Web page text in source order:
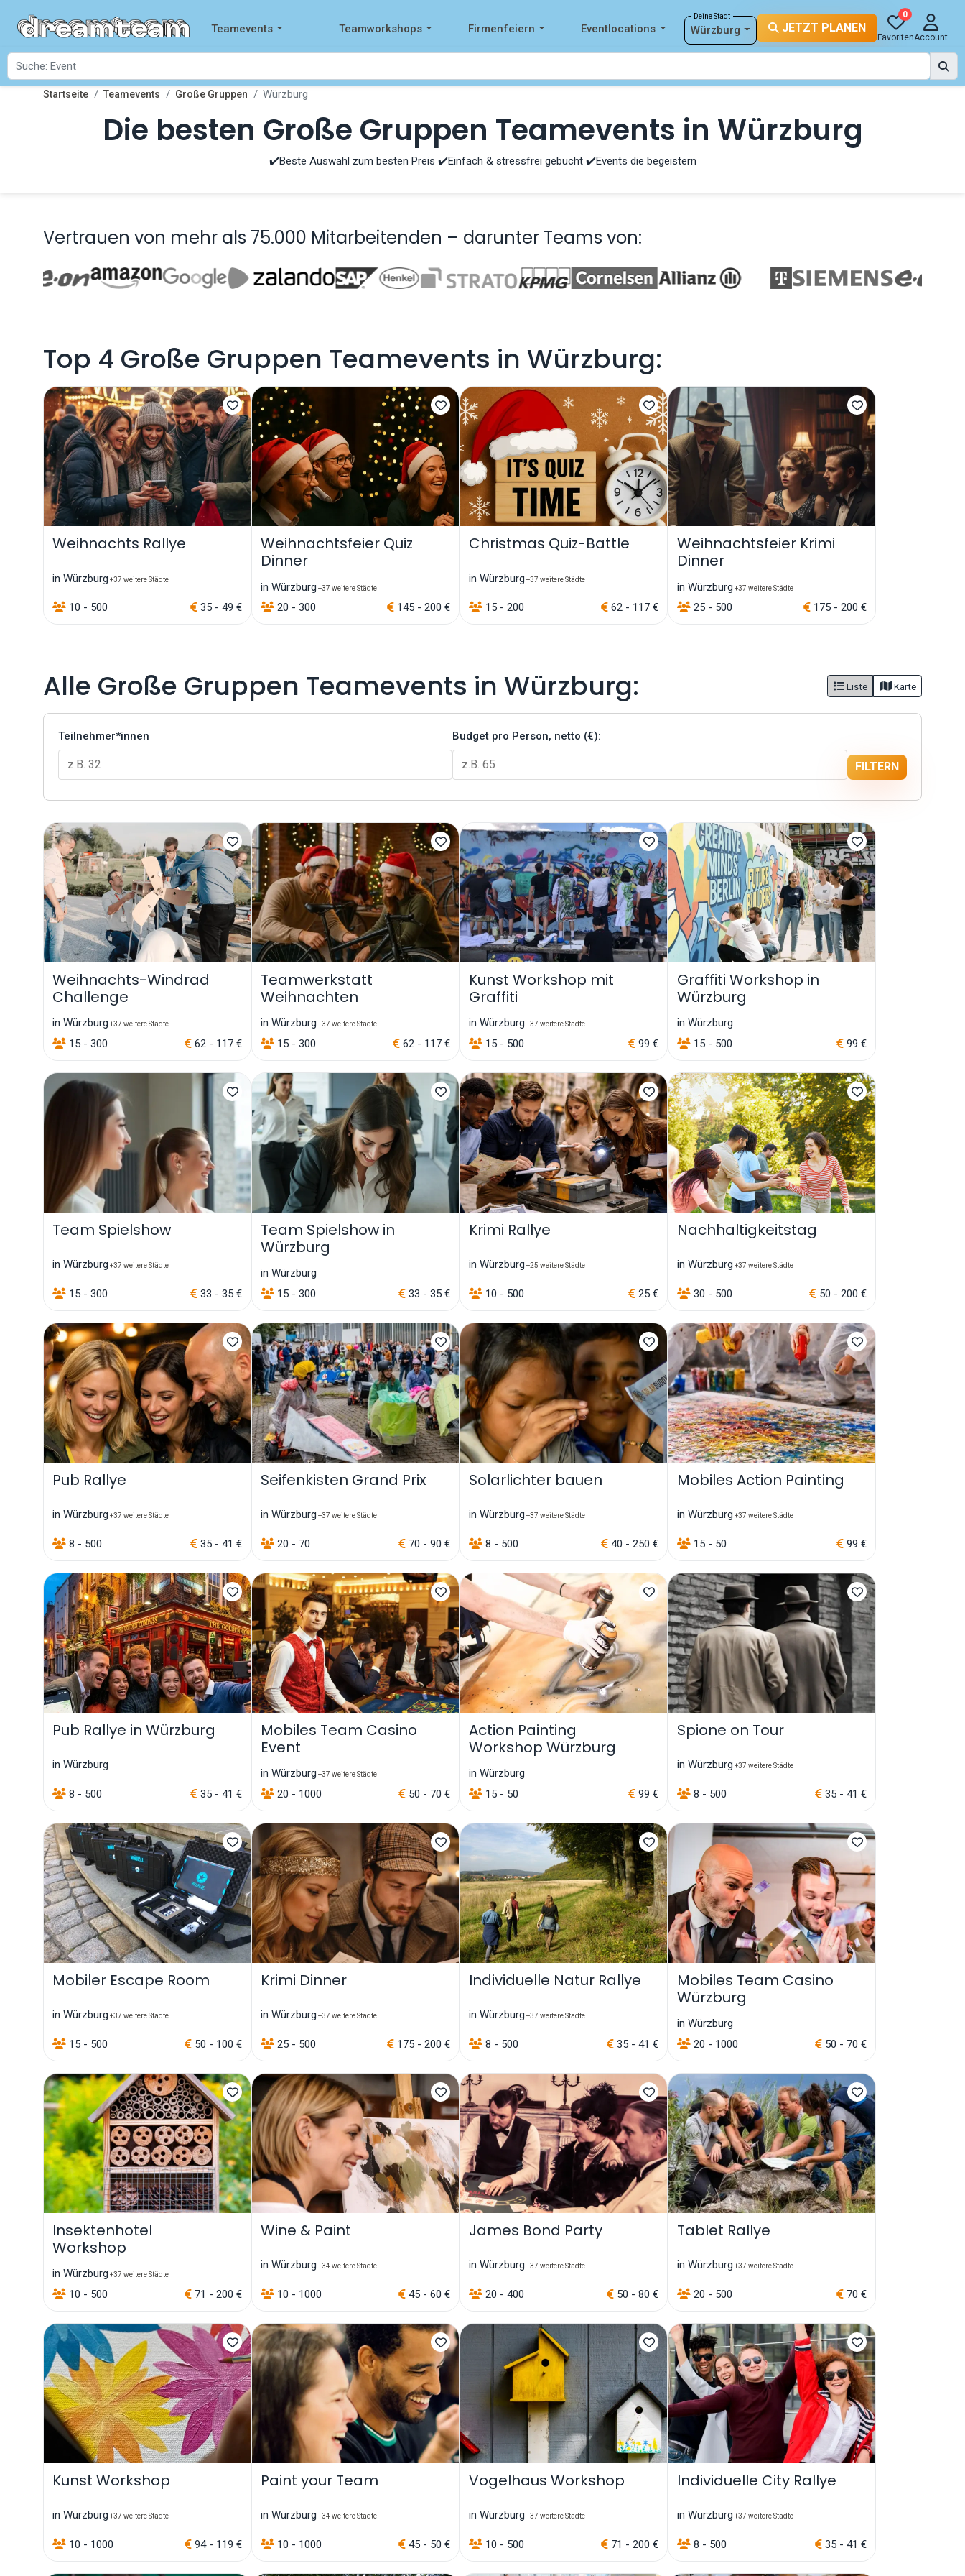
Teamevents Teamworkshops Firmenfeiern Eventlocations
Deine Stadt
Würzburg JETZT PLANEN
0
FavoritenAccount
Startseite Teamevents Große Gruppen Würzburg
Die besten Große Gruppen Teamevents in Würzburg
✔️Beste Auswahl zum besten Preis ✔️Einfach & stressfrei gebucht ✔️Events die begeistern
Vertrauen von mehr als 75.000 Mitarbeitenden – darunter Teams von:
Top 4 Große Gruppen Teamevents in Würzburg:
Weihnachts Rallye
in Würzburg +37 weitere Städte
10 - 500 35 - 49 €
Weihnachtsfeier Quiz
Dinner
in Würzburg +37 weitere Städte
20 - 300 145 - 200 €
Christmas Quiz-Battle
in Würzburg +37 weitere Städte
15 - 200 62 - 117 €
Weihnachtsfeier Krimi
Dinner
in Würzburg +37 weitere Städte
25 - 500 175 - 200 €
Alle Große Gruppen Teamevents in Würzburg: Liste Karte
Teilnehmer*innen Budget pro Person, netto (€):
FILTERN
Weihnachts-Windrad
Challenge
in Würzburg +37 weitere Städte
15 - 300 62 - 117 €
Teamwerkstatt
Weihnachten
in Würzburg +37 weitere Städte
15 - 300 62 - 117 €
Kunst Workshop mit
Graffiti
in Würzburg +37 weitere Städte
15 - 500 99 €
Graffiti Workshop in
Würzburg
in Würzburg
15 - 500
99 €
Team Spielshow
in Würzburg +37 weitere Städte
15 - 300 33 - 35 €
Team Spielshow in
Würzburg
in Würzburg
15 - 300
33 - 35 €
Krimi Rallye
in Würzburg +25 weitere Städte
10 - 500 25 €
Nachhaltigkeitstag
in Würzburg +37 weitere Städte
30 - 500 50 - 200 €
Pub Rallye
in Würzburg +37 weitere Städte
8 - 500 35 - 41 €
Seifenkisten Grand Prix
in Würzburg +37 weitere Städte
20 - 70 70 - 90 €
Solarlichter bauen
in Würzburg +37 weitere Städte
8 - 500 40 - 250 €
Mobiles Action Painting
in Würzburg +37 weitere Städte
15 - 50 99 €
Pub Rallye in Würzburg
in Würzburg
8 - 500 35 - 41 €
Mobiles Team Casino
Event
in Würzburg +37 weitere Städte
20 - 1000 50 - 70 €
Action Painting
Workshop Würzburg
in Würzburg
15 - 50
99 €
Spione on Tour
in Würzburg +37 weitere Städte
8 - 500 35 - 41 €
Mobiler Escape Room
in Würzburg +37 weitere Städte
15 - 500 50 - 100 €
Krimi Dinner
in Würzburg +37 weitere Städte
25 - 500 175 - 200 €
Individuelle Natur Rallye
in Würzburg +37 weitere Städte
8 - 500 35 - 41 €
Mobiles Team Casino
Würzburg
in Würzburg
20 - 1000
50 - 70 €
Insektenhotel
Workshop
in Würzburg +37 weitere Städte
10 - 500 71 - 200 €
Wine & Paint
in Würzburg +34 weitere Städte
10 - 1000 45 - 60 €
James Bond Party
in Würzburg +37 weitere Städte
20 - 400 50 - 80 €
Tablet Rallye
in Würzburg +37 weitere Städte
20 - 500 70 €
Kunst Workshop
in Würzburg +37 weitere Städte
10 - 1000 94 - 119 €
Paint your Team
in Würzburg +34 weitere Städte
10 - 1000 45 - 50 €
Vogelhaus Workshop
in Würzburg +37 weitere Städte
10 - 500 71 - 200 €
Individuelle City Rallye
in Würzburg +37 weitere Städte
8 - 500 35 - 41 €